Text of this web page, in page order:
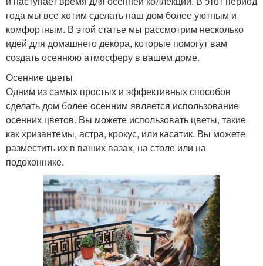
года мы все хотим сделать наш дом более уютным и
комфортным. В этой статье мы рассмотрим несколько
идей для домашнего декора, которые помогут вам
создать осеннюю атмосферу в вашем доме.
Осенние цветы
Одним из самых простых и эффективных способов
сделать дом более осенним является использование
осенних цветов. Вы можете использовать цветы, такие
как хризантемы, астра, крокус, или касатик. Вы можете
разместить их в ваших вазах, на столе или на
подоконнике.